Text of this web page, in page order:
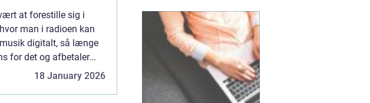
at forestille sig i
man i radioen kan
digitalt, så længe
for det og afbetaler
Der var faktisk
18 January 2026
valget mellem at
reparere eller udskifte
hele vinduet, og
beslutningen har både